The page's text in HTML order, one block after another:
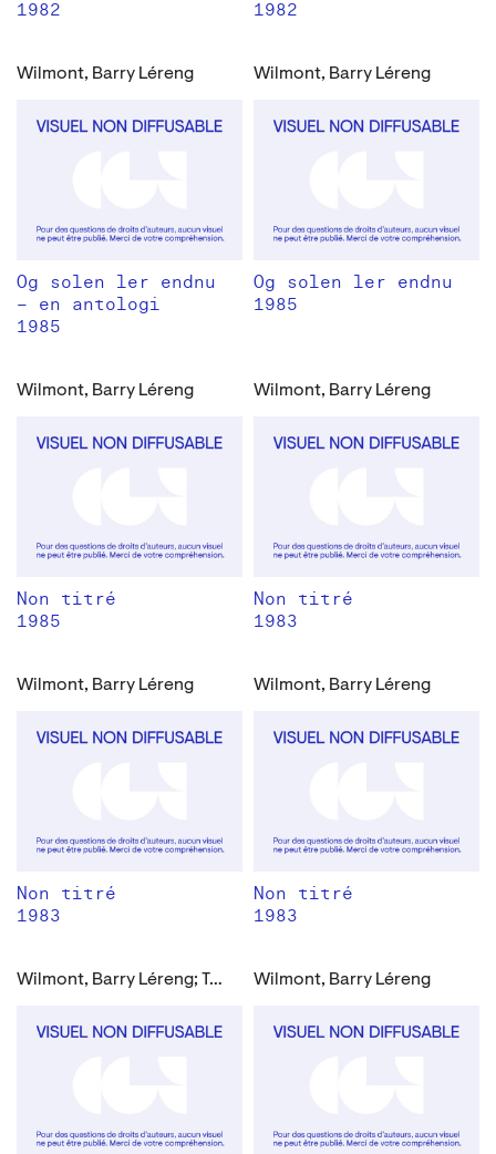
1982
1982
Wilmont, Barry Léreng
Og solen ler endnu
– en antologi
1985
Wilmont, Barry Léreng
Og solen ler endnu
1985
Wilmont, Barry Léreng
Non titré
1985
Wilmont, Barry Léreng
Non titré
1983
Wilmont, Barry Léreng
Non titré
1983
Wilmont, Barry Léreng
Non titré
1983
Wilmont, Barry Léreng; Turèll, Dan Wilmont, Barry Léreng